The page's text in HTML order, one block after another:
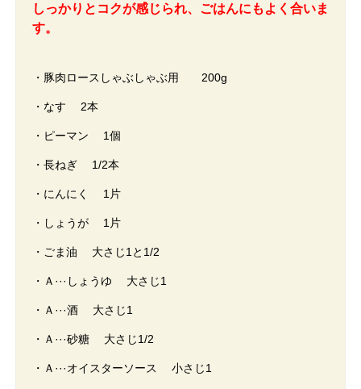
しっかりとコクが感じられ、ごはんにもよく合いま
す。
・豚肉ロースしゃぶしゃぶ用 200g
・なす 2本
・ピーマン 1個
・長ねぎ 1/2本
・にんにく 1片
・しょうが 1片
・ごま油 大さじ1と1/2
・Ａ···しょうゆ 大さじ1
・Ａ···酒 大さじ1
・Ａ···砂糖 大さじ1/2
・Ａ···オイスターソース 小さじ1